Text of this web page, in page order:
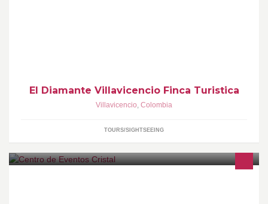
El Diamante Villavicencio Finca Turistica
Villavicencio, Colombia
TOURS/SIGHTSEEING